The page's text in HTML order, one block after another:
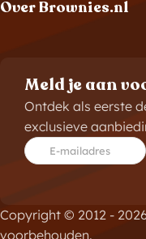
Over Brownies.nl
Meld je aan
Ontdek als eerste
exclusieve
E-mailadres
Copyright © 2012 -
voorbehouden.